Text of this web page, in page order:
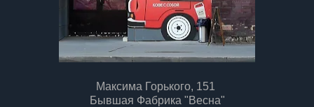
Максима Горького, 151
Бывшая Фабрика "Весна"